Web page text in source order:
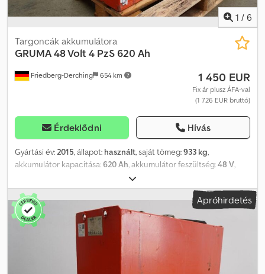
1 / 6
Friedberg-Derching 654 km
Targoncák akkumulátora
GRUMA48 Volt 4 PzS 620 Ah
1 450 EUR
Fix ár plusz ÁFA-val
(1 726 EUR bruttó)
Érdeklődni Hívás
Gyártási év:2015, állapot: használt, saját tömeg:933 kg,
akkumulátor kapacitása:620 Ah, akkumulátor feszültség:48 V,
Akkumulátor típusa: 48 V, 4 PzS 620 Ah, Aquamatic rendszerrel és
elektrolit-keverővel ellátott akkumulátor, DIN C akkumulátortartó,
akkumulátor méretei: 1220 x 352 x 784 mm, járműcsatlakozó: MRC
160A, hatásfok: 57%, használt 48 V GRUMA hajtóakkumulátor acél
akkumulátortartóban (DIN C), feltöltve és töltve, elektrolit-
keverővel, beleértve a kábeleket és az MRC 160A csatlakozót.
Dsdpfx Aoztgq Hsl Nekr
Apróhirdetés